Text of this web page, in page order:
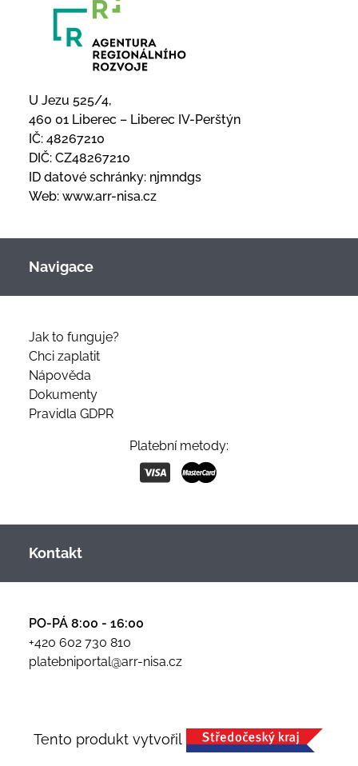
U Jezu 525/4,
460 01 Liberec – Liberec IV-Perštýn
IČ: 48267210
DIČ: CZ48267210
ID datové schránky: njmndgs
Web: www.arr-nisa.cz
Navigace
Jak to funguje?
Chci zaplatit
Nápověda
Dokumenty
Pravidla GDPR
Platební metody:
Kontakt
PO-PÁ 8:00 - 16:00
+420 602 730 810
platebniportal@arr-nisa.cz
Tento produkt vytvořil